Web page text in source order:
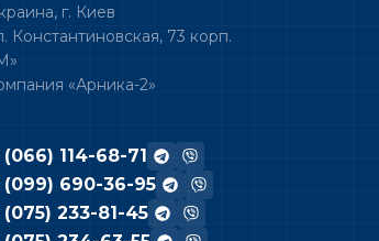
г. Киев
Константиновская, 73 корп.
«Арника-2»
(066) 114-68-71
(099) 690-36-95
(075) 233-81-45